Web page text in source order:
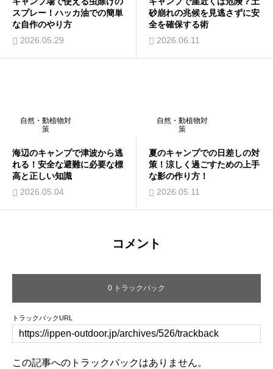
スプレー！ハッカ油での簡単
な自作のやり方
2026.05.29
砂崩れの兆候を見逃さずに安
全を確保する術
2026.06.11
自然・動植物対
策
海辺のキャンプで津波から逃
れる！安全な避難に必要な標
高と正しい知識
2026.05.04
自然・動植物対
策
夏のキャンプでの日差しの対
策！涼しく過ごすための上手
な影の作り方！
2026.05.11
コメント
0 トラックバック
トラックバックURL
この記事へのトラックバックはありません。